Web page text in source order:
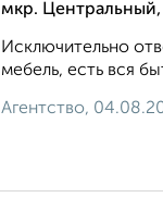
мкр.
Исключительно
мебель, есть вся
Агентство,